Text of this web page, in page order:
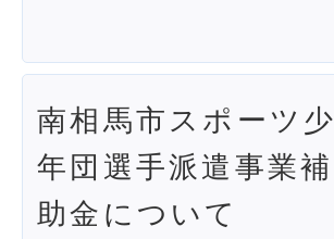
南相馬市スポーツ少
年団選手派遣事業補
助金について